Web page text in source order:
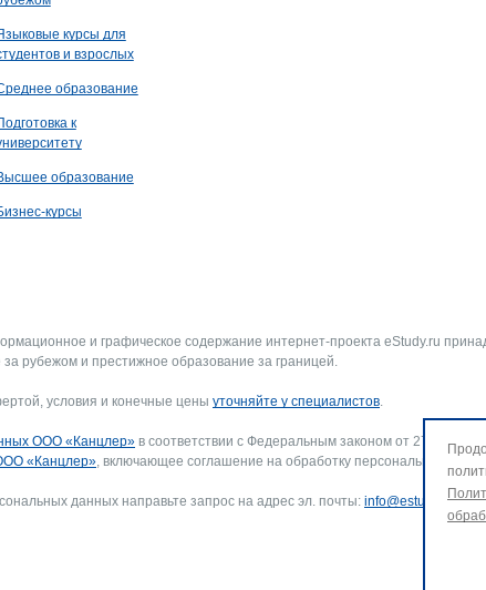
курсы для
и взрослых
образование
к
образование
курсы
и графическое содержание интернет-проекта eStudy.ru
рубежом и престижное образование за границей.
условия и конечные цены уточняйте у специалистов.
ООО «Канцлер» в соответствии с Федеральным законом от
«Канцлер», включающее соглашение на обработку персональных
данных направьте запрос на адрес эл. почты: info@estudy.ru.